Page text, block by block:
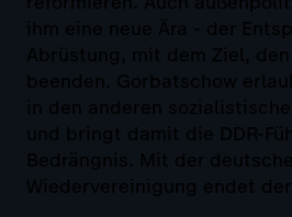
ihm eine neue Ära - der
Abrüstung, mit dem Ziel,
beenden. Gorbatschow
in den anderen
und bringt damit die DDR-
Bedrängnis. Mit der
Wiedervereinigung endet